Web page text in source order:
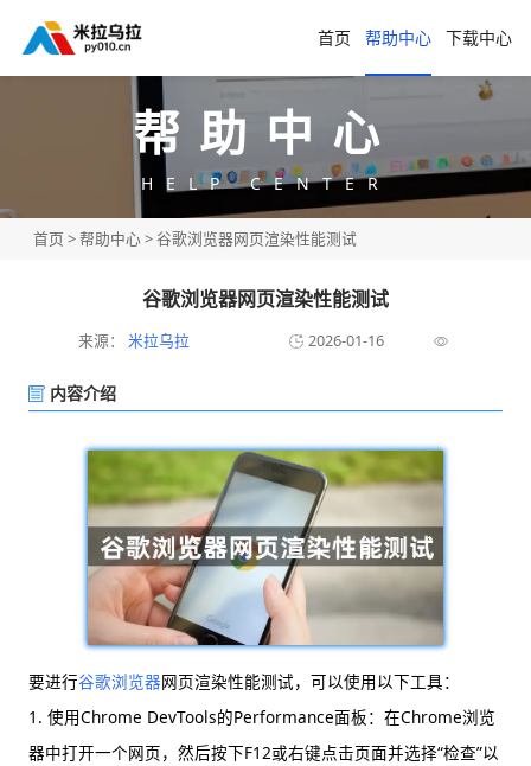
首页 帮助中心 下载中心
帮助中心
HELP CENTER
首页 >帮助中心> 谷歌浏览器网页渲染性能测试
谷歌浏览器网页渲染性能测试
来源： 米拉乌拉 2026-01-16
内容介绍
要进行谷歌浏览器网页渲染性能测试，可以使用以下工具：
1. 使用Chrome DevTools的Performance面板：在Chrome浏览
器中打开一个网页，然后按下F12或右键点击页面并选择“检查”以